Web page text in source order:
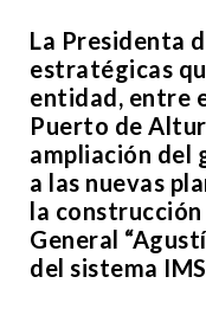
La Presidenta
estratégicas
entidad, entre
Puerto de
ampliación del
a las nuevas
la
General
del sistema